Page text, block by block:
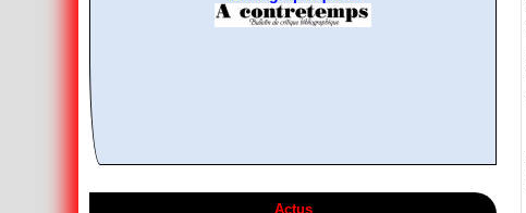
A Contretemps, Bulletin
De la désobeissance
Fragments d’Histoire de
Actus